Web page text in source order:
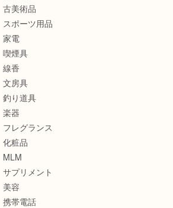
古美術品
スポーツ用品
家電
喫煙具
線香
文房具
釣り道具
楽器
フレグランス
化粧品
MLM
サプリメント
美容
携帯電話